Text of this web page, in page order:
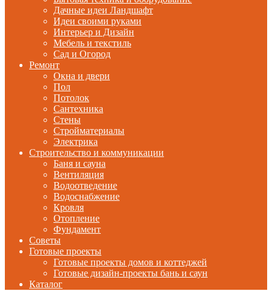
Дачные идеи Ландшафт
Идеи своими руками
Интерьер и Дизайн
Мебель и текстиль
Сад и Огород
Ремонт
Окна и двери
Пол
Потолок
Сантехника
Стены
Стройматериалы
Электрика
Строительство и коммуникации
Баня и сауна
Вентиляция
Водоотведение
Водоснабжение
Кровля
Отопление
Фундамент
Советы
Готовые проекты
Готовые проекты домов и коттеджей
Готовые дизайн-проекты бань и саун
Каталог